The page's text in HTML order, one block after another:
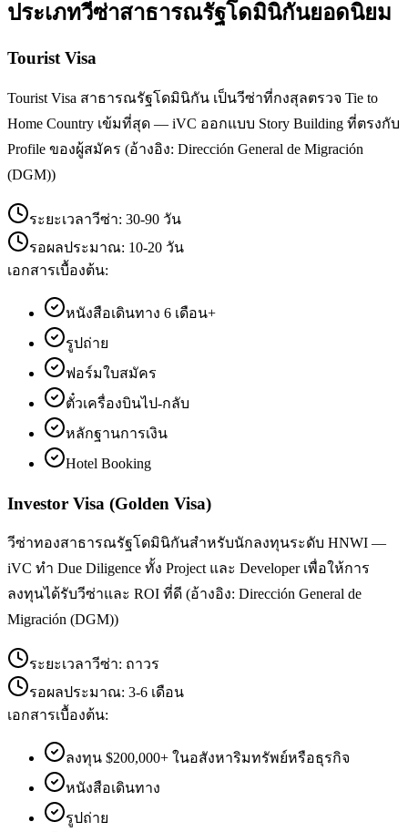
ประเภทวีซ่าสาธารณรัฐโดมินิกันยอดนิยม
Tourist Visa
Tourist Visa สาธารณรัฐโดมินิกัน เป็นวีซ่าที่กงสุลตรวจ Tie to
Home Country เข้มที่สุด — iVC ออกแบบ Story Building ที่ตรงกับ
Profile ของผู้สมัคร (อ้างอิง: Dirección General de Migración
(DGM))
ระยะเวลาวีซ่า: 30-90 วัน
รอผลประมาณ: 10-20 วัน
เอกสารเบื้องต้น:
หนังสือเดินทาง 6 เดือน+
รูปถ่าย
ฟอร์มใบสมัคร
ตั๋วเครื่องบินไป-กลับ
หลักฐานการเงิน
Hotel Booking
Investor Visa (Golden Visa)
วีซ่าทองสาธารณรัฐโดมินิกันสำหรับนักลงทุนระดับ HNWI —
iVC ทำ Due Diligence ทั้ง Project และ Developer เพื่อให้การ
ลงทุนได้รับวีซ่าและ ROI ที่ดี (อ้างอิง: Dirección General de
Migración (DGM))
ระยะเวลาวีซ่า: ถาวร
รอผลประมาณ: 3-6 เดือน
เอกสารเบื้องต้น:
ลงทุน $200,000+ ในอสังหาริมทรัพย์หรือธุรกิจ
หนังสือเดินทาง
รูปถ่าย